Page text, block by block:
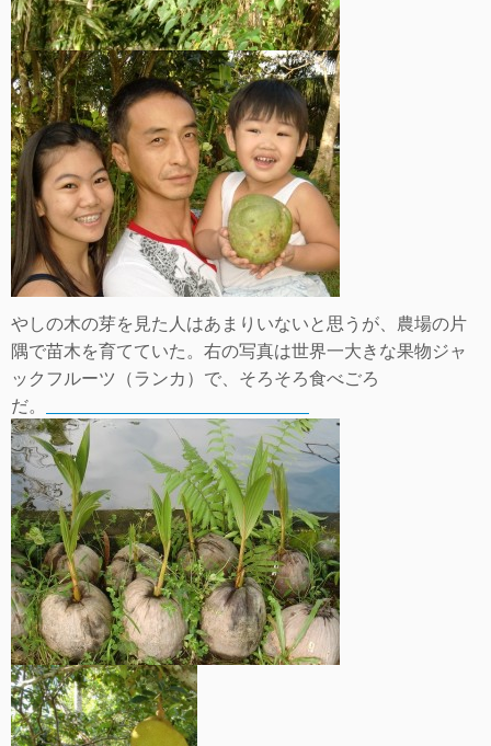
やしの木の芽を見た人はあまりいないと思うが、農場の片
隅で苗木を育てていた。右の写真は世界一大きな果物ジャ
ックフルーツ（ランカ）で、そろそろ食べごろ
だ。